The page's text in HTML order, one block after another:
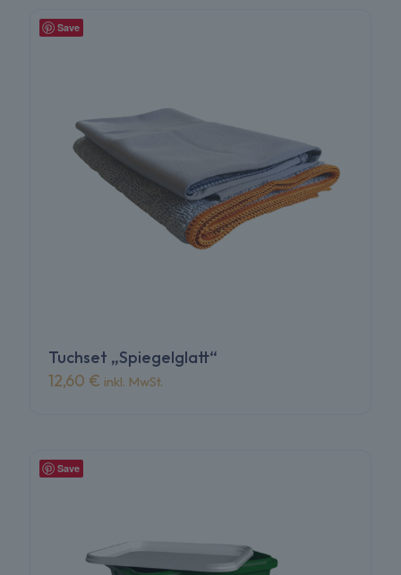
Save
Tuchset „Spiegelglatt“
12,60 € inkl. MwSt.
Save